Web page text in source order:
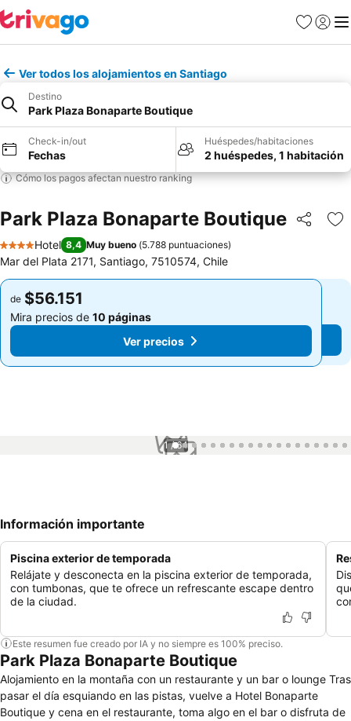
Favoritos
Iniciar
Ver todos los alojamientos en Santiago
Destino
Park Plaza Bonaparte Boutique
Check-in/out
Fechas
Huéspedes/habitaciones
2 huéspedes, 1 habitación
Cómo los pagos afectan nuestro ranking
Park Plaza Bonaparte Boutique Compartir
4 Estrellas
Hotel 8,4 Muy bueno (5.788 puntuaciones)
Mar del Plata 2171, Santiago, 7510574, Chile
de $56.151
Mira precios de 10 páginas
Ver precios
de $56.151
Mira precios de 10 páginas
Ver precios
1 / 64
Información importante
Piscina exterior de temporada
Relájate y desconecta en la piscina exterior de temporada,
con tumbonas, que te ofrece un refrescante escape dentro
de la ciudad.
Este resumen fue creado por IA y no siempre es 100% preciso.
Park Plaza Bonaparte Boutique
Alojamiento en la montaña con un restaurante y un bar o lounge Tras
pasar el día esquiando en las pistas, vuelve a Hotel Bonaparte
Boutique y cena en el restaurante, toma algo en el bar o disfruta de